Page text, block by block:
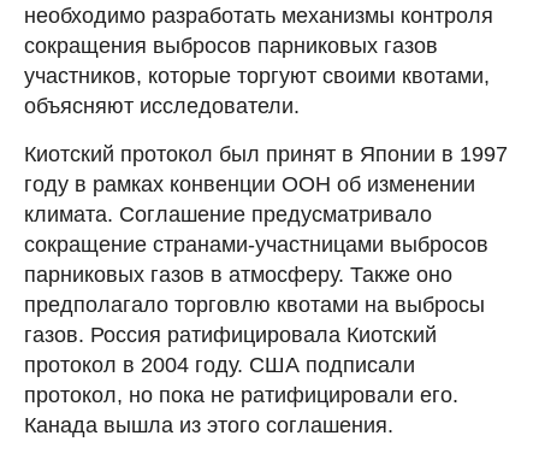
необходимо разработать механизмы контроля
сокращения выбросов парниковых газов
участников, которые торгуют своими квотами,
объясняют исследователи.
Киотский протокол был принят в Японии в 1997
году в рамках конвенции ООН об изменении
климата. Соглашение предусматривало
сокращение странами-участницами выбросов
парниковых газов в атмосферу. Также оно
предполагало торговлю квотами на выбросы
газов. Россия ратифицировала Киотский
протокол в 2004 году. США подписали
протокол, но пока не ратифицировали его.
Канада вышла из этого соглашения.